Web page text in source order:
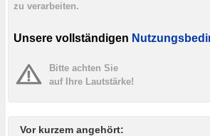
zu verarbeiten.
Unsere vollständigen
Bitte achten Sie
auf Ihre Lautstärke!
Vor kurzem angehört: